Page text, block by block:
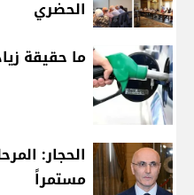
الحضري
ما حقيقة
الحجار:
مستمراً